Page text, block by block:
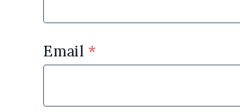
Email *